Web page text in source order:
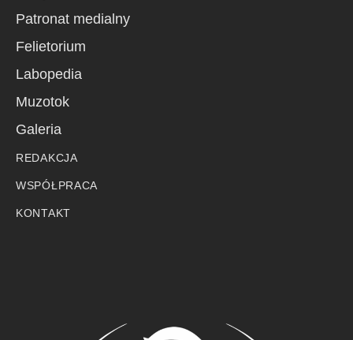
Patronat medialny
Felietorium
Labopedia
Muzotok
Galeria
REDAKCJA
WSPÓŁPRACA
KONTAKT